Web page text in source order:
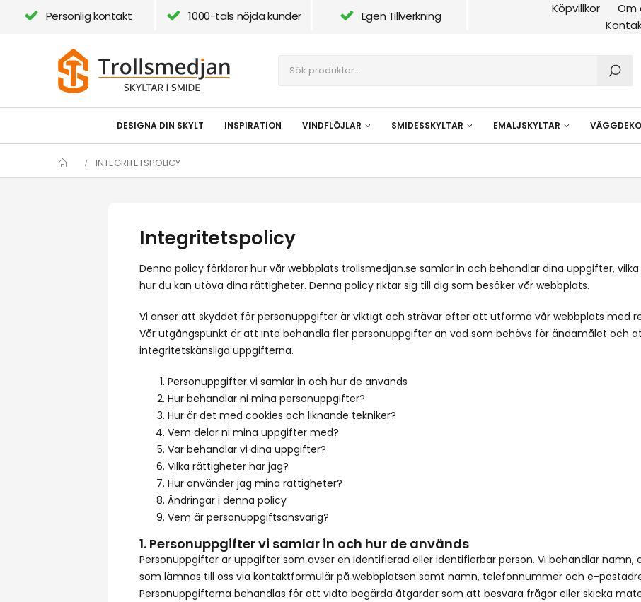
Personlig kontakt 1000-tals nöjda kunder Egen Tillverkning
Köpvillkor
Om
DESIGNA DIN SKYLT INSPIRATION VINDFLÖJLAR SMIDESSKYLTAR EMALJSKYLTAR
INTEGRITETSPOLICY
Integritetspolicy
Denna policy förklarar hur vår webbplats trollsmedjan.se samlar in och behandlar dina uppgifter,
hur du kan utöva dina rättigheter. Denna policy riktar sig till dig som besöker vår webbplats.
Vi anser att skyddet för personuppgifter är viktigt och strävar efter att utforma vår webbplats med
Vår utgångspunkt är att inte behandla fler personuppgifter än vad som behövs för ändamålet och
integritetskänsliga uppgifterna.
Personuppgifter vi samlar in och hur de används
Hur behandlar ni mina personuppgifter?
Hur är det med cookies och liknande tekniker?
Vem delar ni mina uppgifter med?
Var behandlar vi dina uppgifter?
Vilka rättigheter har jag?
Hur använder jag mina rättigheter?
Ändringar i denna policy
Vem är personuppgiftsansvarig?
1. Personuppgifter vi samlar in och hur de används
Personuppgifter är uppgifter som avser en identifierad eller identifierbar person. Vi behandlar
som lämnas till oss via kontaktformulär på webbplatsen samt namn, telefonnummer och e-
Personuppgifterna behandlas för att vidta begärda åtgärder som att besvara frågor eller skicka